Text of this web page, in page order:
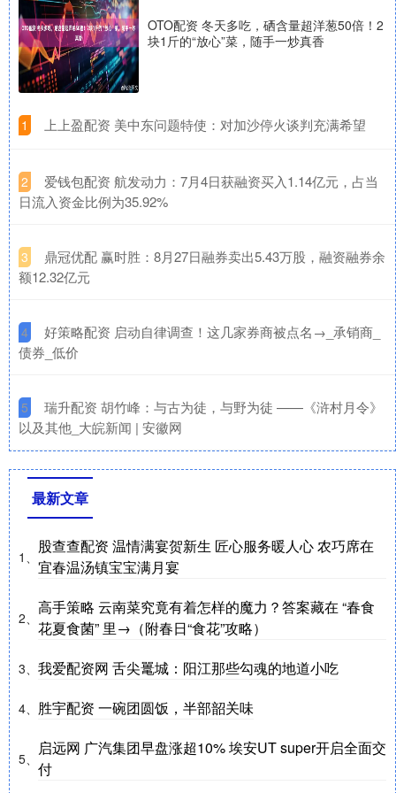
OTO配资 冬天多吃，硒含量超洋葱50倍！2
块1斤的“放心”菜，随手一炒真香
1 ​上上盈配资 美中东问题特使：对加沙停火谈判充满希望
2
​爱钱包配资 航发动力：7月4日获融资买入1.14亿元，占当
日流入资金比例为35.92%
3
​鼎冠优配 赢时胜：8月27日融券卖出5.43万股，融资融券余
额12.32亿元
4
​好策略配资 启动自律调查！这几家券商被点名→_承销商_
债券_低价
5
​瑞升配资 胡竹峰：与古为徒，与野为徒 ——《浒村月令》
以及其他_大皖新闻 | 安徽网
最新文章
1、
股查查配资 温情满宴贺新生 匠心服务暖人心 农巧席在
宜春温汤镇宝宝满月宴
2、
高手策略 云南菜究竟有着怎样的魔力？答案藏在 “春食
花夏食菌” 里→（附春日“食花”攻略）
3、 我爱配资网 舌尖鼍城：阳江那些勾魂的地道小吃
4、 胜宇配资 一碗团圆饭，半部韶关味
5、
启远网 广汽集团早盘涨超10% 埃安UT super开启全面交
付